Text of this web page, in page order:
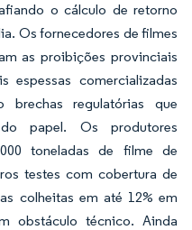
o cálculo de retorno
Os fornecedores de filmes
as proibições provinciais
espessas comercializadas
brechas regulatórias que
papel. Os produtores
toneladas de filme de
testes com cobertura de
colheitas em até 12% em
obstáculo técnico. Ainda